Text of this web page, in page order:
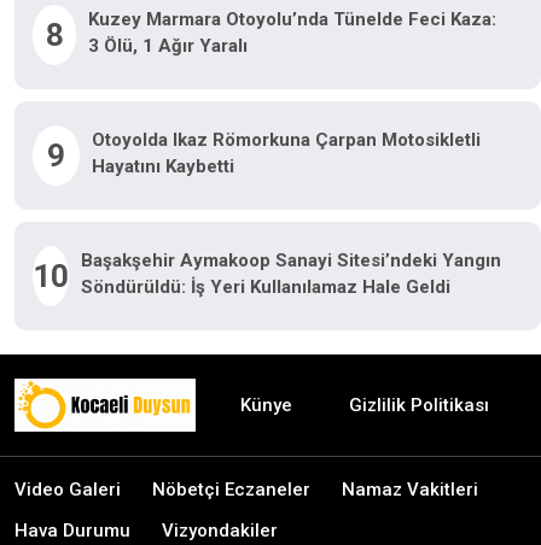
8
Kuzey Marmara Otoyolu’nda Tünelde Feci Kaza:
3 Ölü, 1 Ağır Yaralı
9
Otoyolda Ikaz Römorkuna Çarpan Motosikletli
Hayatını Kaybetti
10
Başakşehir Aymakoop Sanayi Sitesi’ndeki Yangın
Söndürüldü: İş Yeri Kullanılamaz Hale Geldi
Künye Gizlilik Politikası
Video Galeri Nöbetçi Eczaneler
Namaz Vakitleri
Hava Durumu
Vizyondakiler